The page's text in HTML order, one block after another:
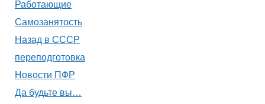
Работающие
Самозанятость
Назад в СССР
переподготовка
Новости ПФР
Да будьте вы…